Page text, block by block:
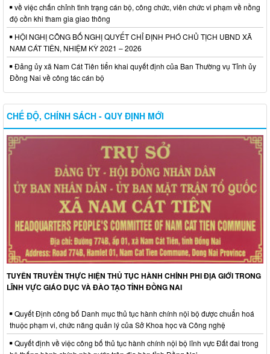
về việc chấn chỉnh tình trạng cán bộ, công chức, viên chức vi phạm về nồng
độ cồn khi tham gia giao thông
HỘI NGHỊ CÔNG BỐ NGHỊ QUYẾT CHỈ ĐỊNH PHÓ CHỦ TỊCH UBND XÃ
NAM CÁT TIÊN, NHIỆM KỲ 2021 – 2026
Đảng ủy xã Nam Cát Tiên tiển khai quyết định của Ban Thường vụ Tỉnh ủy
Đồng Nai về công tác cán bộ
CHẾ ĐỘ, CHÍNH SÁCH - QUY ĐỊNH MỚI
TUYÊN TRUYỀN THỰC HIỆN THỦ TỤC HÀNH CHÍNH PHI ĐỊA GIỚI TRONG
LĨNH VỰC GIÁO DỤC VÀ ĐÀO TẠO TỈNH ĐỒNG NAI
Quyết Định công bố Danh mục thủ tục hành chính nội bộ được chuẩn hoá
thuộc phạm vi, chức năng quản lý của Sở Khoa học và Công nghệ
Quyết định về việc công bố thủ tục hành chính nội bộ lĩnh vực Đất đai trong